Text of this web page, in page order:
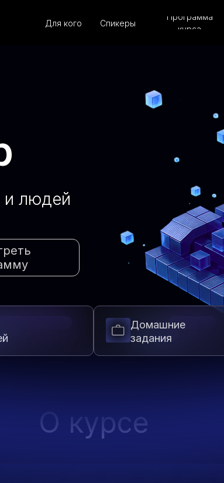
Для кого Спикеры
Программа
курса
и людей
Домашние
задания
О курсе